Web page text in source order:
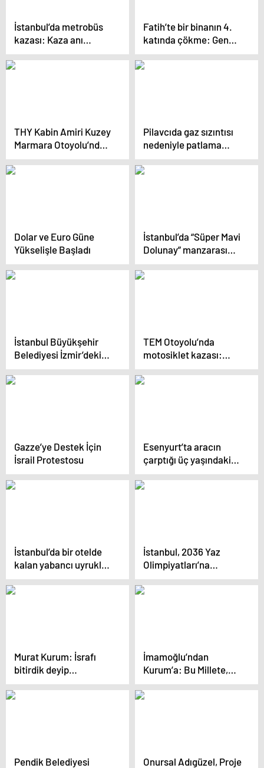
İstanbul’da metrobüs
kazası: Kaza anı
görüntülendi
Fatih’te bir binanın 4.
katında çökme: Genç
kız yaralandı
THY Kabin Amiri Kuzey
Marmara Otoyolu’nda
Hayatını Kaybetti
Pilavcıda gaz sızıntısı
nedeniyle patlama
meydana geldi
Dolar ve Euro Güne
Yükselişle Başladı
İstanbul’da “Süper Mavi
Dolunay” manzarası
nefes kesti
İstanbul Büyükşehir
Belediyesi İzmir’deki
Orman Yangınına
Müdahale Ediyor
TEM Otoyolu’nda
motosiklet kazası:
Motosiklet alev alev
yandı
Gazze’ye Destek İçin
İsrail Protestosu
Esenyurt’ta aracın
çarptığı üç yaşındaki
çocuk hayatını
kaybetti… Feci kaza
İstanbul’da bir otelde
kalan yabancı uyruklu
şahıs, komşuların gözü
önünde kendini tatmin
İstanbul, 2036 Yaz
Olimpiyatları’na
adaylık için
hazırlanıyor
Murat Kurum: İsrafı
bitirdik deyip
tabelalara 175 milyon
harcadı
İmamoğlu’ndan
Kurum’a: Bu Millete,
‘Kanal İstanbul
Gündemimde Yok’
Pendik Belediyesi
Onursal Adıgüzel, Proje